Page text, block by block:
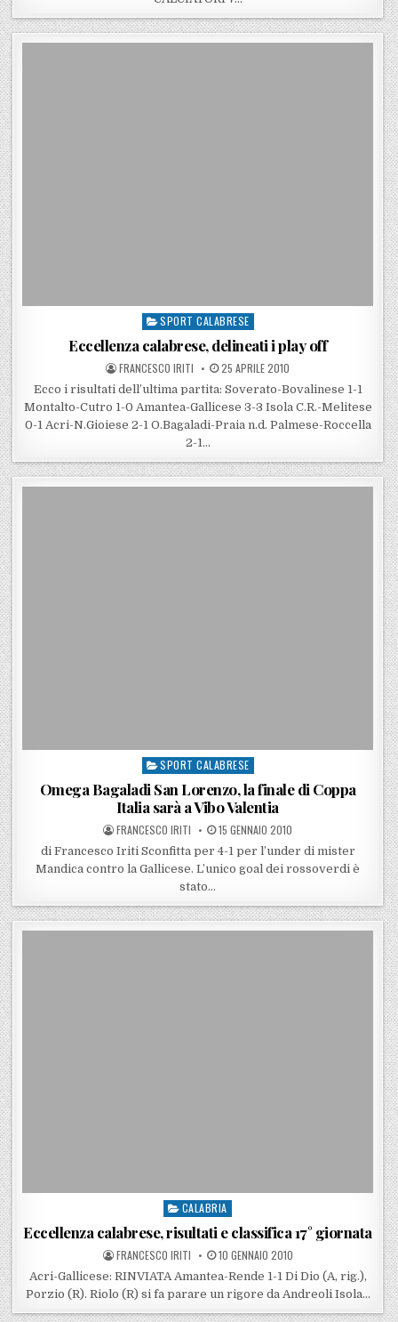
Posted in
SPORT CALABRESE
Eccellenza calabrese, delineati i play off
POSTED BY
FRANCESCO IRITI POSTED ON
25 APRILE 2010
Ecco i risultati dell’ultima partita: Soverato-Bovalinese 1-1
Montalto-Cutro 1-0 Amantea-Gallicese 3-3 Isola C.R.-Melitese
0-1 Acri-N.Gioiese 2-1 O.Bagaladi-Praia n.d. Palmese-Roccella
2-1…
Posted in
SPORT CALABRESE
Omega Bagaladi San Lorenzo, la finale di Coppa
Italia sarà a Vibo Valentia
POSTED BY
FRANCESCO IRITI POSTED ON
15 GENNAIO 2010
di Francesco Iriti Sconfitta per 4-1 per l’under di mister
Mandica contro la Gallicese. L’unico goal dei rossoverdi è
stato…
Posted in
CALABRIA
Eccellenza calabrese, risultati e classifica 17° giornata
POSTED BY
FRANCESCO IRITI POSTED ON
10 GENNAIO 2010
Acri-Gallicese: RINVIATA Amantea-Rende 1-1 Di Dio (A, rig.),
Porzio (R). Riolo (R) si fa parare un rigore da Andreoli Isola…